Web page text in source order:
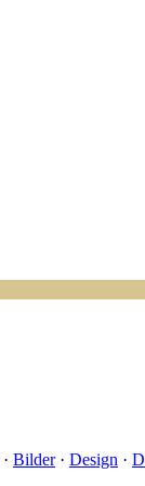
· Bilder· Design ·